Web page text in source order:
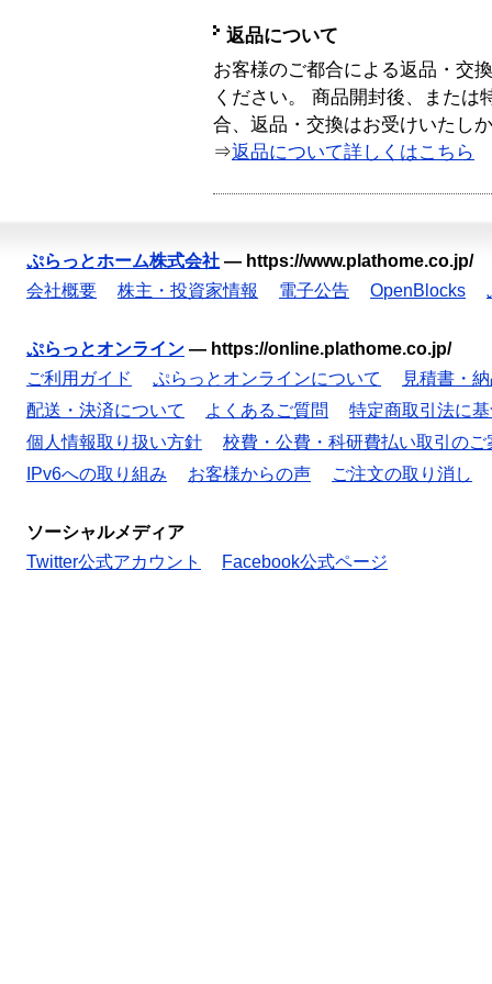
返品について
お客様のご都合による返品・交
ください。 商品開封後、または
合、返品・交換はお受けいたし
⇒返品について詳しくはこちら
ぷらっとホーム株式会社 — https://www.plathome.co.jp/
会社概要
株主・投資家情報 電子公告 OpenBlocks
ぷらっとオンライン — https://online.plathome.co.jp/
ご利用ガイド
ぷらっとオンラインについて
見積書・
配送・決済について
よくあるご質問
特定商取引法に
個人情報取り扱い方針
校費・公費・科研費払い取引のご
IPv6への取り組み
お客様からの声 ご注文の取り消し
ソーシャルメディア
Twitter公式アカウント
Facebook公式ページ